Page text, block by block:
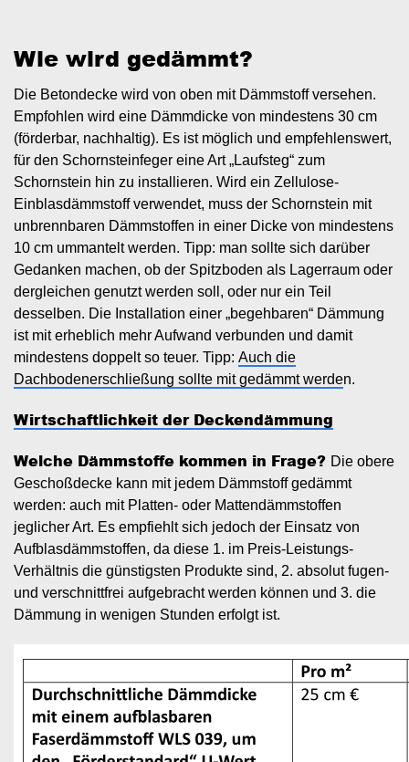
Wie wird gedämmt?
Die Betondecke wird von oben mit Dämmstoff versehen.
Empfohlen wird eine Dämmdicke von mindestens 30 cm
(förderbar, nachhaltig). Es ist möglich und empfehlenswert,
für den Schornsteinfeger eine Art „Laufsteg“ zum
Schornstein hin zu installieren. Wird ein Zellulose-
Einblasdämmstoff verwendet, muss der Schornstein mit
unbrennbaren Dämmstoffen in einer Dicke von mindestens
10 cm ummantelt werden. Tipp: man sollte sich darüber
Gedanken machen, ob der Spitzboden als Lagerraum oder
dergleichen genutzt werden soll, oder nur ein Teil
desselben. Die Installation einer „begehbaren“ Dämmung
ist mit erheblich mehr Aufwand verbunden und damit
mindestens doppelt so teuer. Tipp: Auch die
Dachbodenerschließung sollte mit gedämmt werden.
Wirtschaftlichkeit der Deckendämmung
Welche Dämmstoffe kommen in Frage? Die obere
Geschoßdecke kann mit jedem Dämmstoff gedämmt
werden: auch mit Platten- oder Mattendämmstoffen
jeglicher Art. Es empfiehlt sich jedoch der Einsatz von
Aufblasdämmstoffen, da diese 1. im Preis-Leistungs-
Verhältnis die günstigsten Produkte sind, 2. absolut fugen-
und verschnittfrei aufgebracht werden können und 3. die
Dämmung in wenigen Stunden erfolgt ist.